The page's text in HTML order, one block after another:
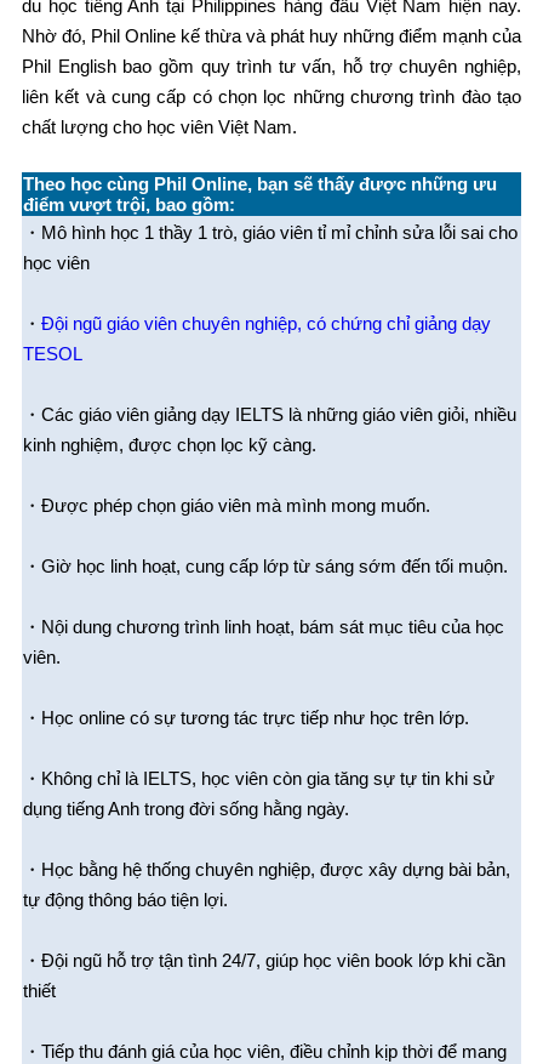
du học tiếng Anh tại Philippines hàng đầu Việt Nam hiện nay.
Nhờ đó, Phil Online kế thừa và phát huy những điểm mạnh của
Phil English bao gồm quy trình tư vấn, hỗ trợ chuyên nghiệp,
liên kết và cung cấp có chọn lọc những chương trình đào tạo
chất lượng cho học viên Việt Nam.
Theo học cùng Phil Online, bạn sẽ thấy được những ưu
điểm vượt trội, bao gồm:
・Mô hình học 1 thầy 1 trò, giáo viên tỉ mỉ chỉnh sửa lỗi sai cho
học viên
・ Đội ngũ giáo viên chuyên nghiệp, có chứng chỉ giảng dạy
TESOL
・Các giáo viên giảng dạy IELTS là những giáo viên giỏi, nhiều
kinh nghiệm, được chọn lọc kỹ càng.
・Được phép chọn giáo viên mà mình mong muốn.
・Giờ học linh hoạt, cung cấp lớp từ sáng sớm đến tối muộn.
・Nội dung chương trình linh hoạt, bám sát mục tiêu của học
viên.
・Học online có sự tương tác trực tiếp như học trên lớp.
・Không chỉ là IELTS, học viên còn gia tăng sự tự tin khi sử
dụng tiếng Anh trong đời sống hằng ngày.
・Học bằng hệ thống chuyên nghiệp, được xây dựng bài bản,
tự động thông báo tiện lợi.
・Đội ngũ hỗ trợ tận tình 24/7, giúp học viên book lớp khi cần
thiết
・Tiếp thu đánh giá của học viên, điều chỉnh kịp thời để mang